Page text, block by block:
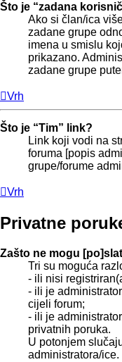
Što je “zadana
Ako si član/ica
zadane grupe
imena u smislu
prikazano.
zadane grupe
Vrh
Što je “Tim” link?
Link koji vodi na
foruma [popis
grupe/forume
Vrh
Privatne
Zašto ne mogu
Tri su moguća
- ili nisi
- ili je
cijeli forum;
- ili je
privatnih poruka.
U potonjem
administratora/ice.